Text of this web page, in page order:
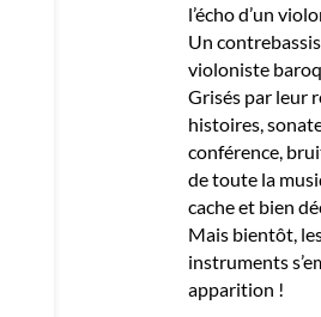
l’écho d’un
Un
violoniste
Grisés par leur
histoires,
conférence,
de toute la
cache et bien
Mais bientôt,
instruments
apparition !